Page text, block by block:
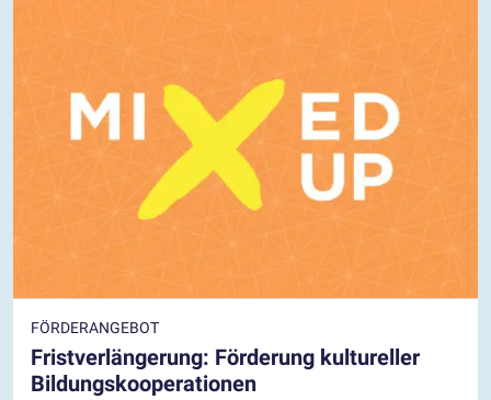
FÖRDERANGEBOT
Fristverlängerung: Förderung kultureller
Bildungskooperationen